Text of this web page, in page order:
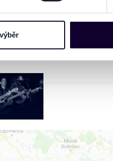
stránkách. Tyto informace
webu nebo k
nastavení“.